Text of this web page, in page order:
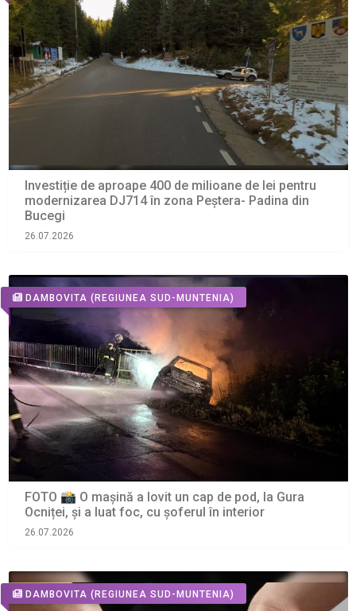
Investiție de aproape 400 de milioane de lei pentru
modernizarea DJ714 în zona Peștera- Padina din
Bucegi
26.07.2026
DAMBOVITA (REGIUNEA SUD-MUNTENIA)
FOTO 📸 O mașină a lovit un cap de pod, la Gura
Ocniței, și a luat foc, cu șoferul în interior
26.07.2026
DAMBOVITA (REGIUNEA SUD-MUNTENIA)